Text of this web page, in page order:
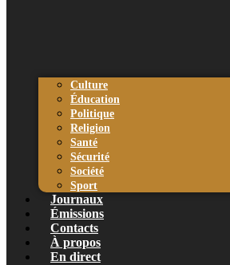
Culture
Éducation
Politique
Religion
Santé
Sécurité
Société
Sport
Journaux
Émissions
Contacts
À propos
En direct